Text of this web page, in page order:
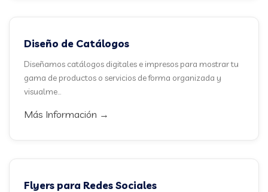
Diseño de Catálogos
Diseñamos catálogos digitales e impresos para mostrar tu
gama de productos o servicios de forma organizada y
visualme...
Más Información →
Flyers para Redes Sociales